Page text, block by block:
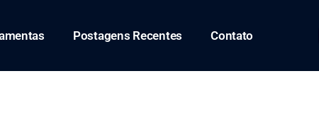
Postagens Recentes Contato